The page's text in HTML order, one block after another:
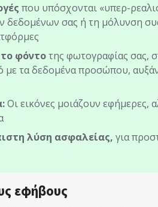
που υπόσχονται «υπερ-
δεδομένων σας ή τη μόλυνση
φόντοτης φωτογραφίας σας,
τα δεδομένα προσώπου,
Οι εικόνες μοιάζουν εφήμερες,
λύση ασφαλείας, για
εφήβους